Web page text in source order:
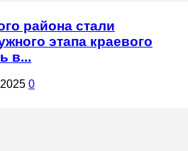
района стали
этапа краевого
в...
0